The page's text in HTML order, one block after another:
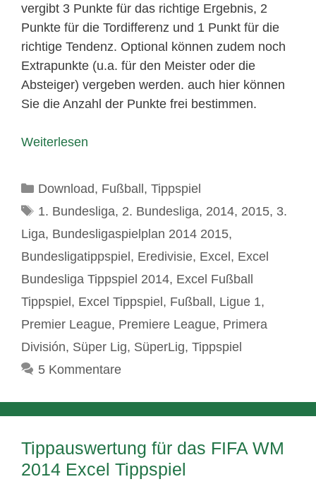
vergibt 3 Punkte für das richtige Ergebnis, 2
Punkte für die Tordifferenz und 1 Punkt für die
richtige Tendenz. Optional können zudem noch
Extrapunkte (u.a. für den Meister oder die
Absteiger) vergeben werden. auch hier können
Sie die Anzahl der Punkte frei bestimmen.
Weiterlesen
Kategorien
Download, Fußball, Tippspiel
Schlagwörter
1. Bundesliga, 2. Bundesliga, 2014, 2015, 3.
Liga, Bundesligaspielplan 2014 2015,
Bundesligatippspiel, Eredivisie, Excel, Excel
Bundesliga Tippspiel 2014, Excel Fußball
Tippspiel, Excel Tippspiel, Fußball, Ligue 1,
Premier League, Premiere League, Primera
División, Süper Lig, SüperLig, Tippspiel
5 Kommentare
Tippauswertung für das FIFA WM
2014 Excel Tippspiel